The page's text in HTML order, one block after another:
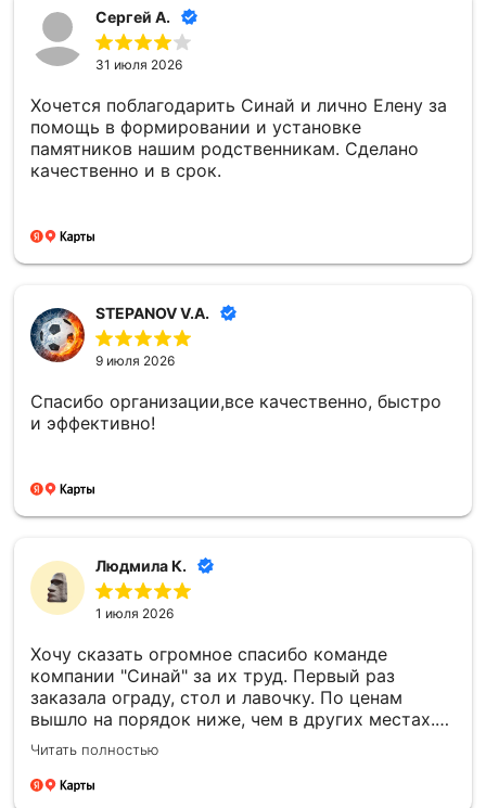
Сергей А.
31 июля 2026
Хочется поблагодарить Синай и лично Елену за
помощь в формировании и установке
памятников нашим родственникам. Сделано
качественно и в срок.
STEPANOV V.A.
9 июля 2026
Спасибо организации,все качественно, быстро
и эффективно!
Людмила К.
1 июля 2026
Хочу сказать огромное спасибо команде
компании "Синай" за их труд. Первый раз
заказала ограду, стол и лавочку. По ценам
вышло на порядок ниже, чем в других местах.
Все установили в срок, прислали фотоотчёт.
Второй раз заказали памятник. Информировали
о каждом этапе изготовления, согласовывали
Читать полностью